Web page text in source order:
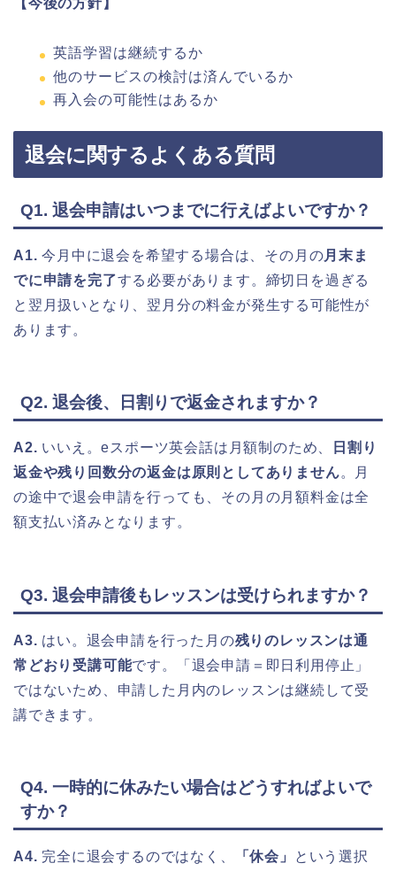
【今後の方針】
英語学習は継続するか
他のサービスの検討は済んでいるか
再入会の可能性はあるか
退会に関するよくある質問
Q1. 退会申請はいつまでに行えばよいですか？
A1. 今月中に退会を希望する場合は、その月の月末ま
でに申請を完了する必要があります。締切日を過ぎる
と翌月扱いとなり、翌月分の料金が発生する可能性が
あります。
Q2. 退会後、日割りで返金されますか？
A2. いいえ。eスポーツ英会話は月額制のため、
日割り
返金や残り回数分の返金は原則としてありません。月
の途中で退会申請を行っても、その月の月額料金は全
額支払い済みとなります。
Q3. 退会申請後もレッスンは受けられますか？
A3. はい。退会申請を行った月の残りのレッスンは通
常どおり受講可能です。「退会申請＝即日利用停止」
ではないため、申請した月内のレッスンは継続して受
講できます。
Q4. 一時的に休みたい場合はどうすればよいで
すか？
A4. 完全に退会するのではなく、 「休会」
という選択